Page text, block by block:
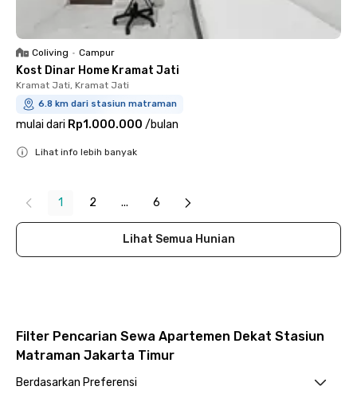
Coliving • Campur
Kost Dinar Home Kramat Jati
Kramat Jati, Kramat Jati
6.8 km dari stasiun matraman
mulai dari Rp1.000.000 /bulan
Lihat info lebih banyak
1 2 ... 6
Lihat Semua Hunian
Filter Pencarian Sewa Apartemen Dekat Stasiun
Matraman Jakarta Timur
Berdasarkan Preferensi